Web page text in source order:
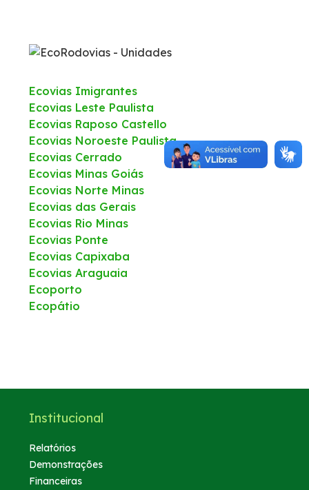
Fornecedores
Trabalhe Conosco
Ecovias Imigrantes
Ecovias Leste Paulista
Ecovias Raposo Castello
Ecovias Noroeste Paulista
Ecovias Cerrado
Ecovias Minas Goiás
Ecovias Norte Minas
Ecovias das Gerais
Ecovias Rio Minas
Ecovias Ponte
Ecovias Capixaba
Ecovias Araguaia
Ecoporto
Ecopátio
Institucional
Relatórios
Demonstrações
Financeiras